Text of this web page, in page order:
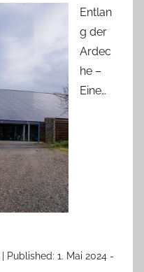
Entlan
g der
Ardec
he –
Eine…
Published: 1. Mai 2024 -